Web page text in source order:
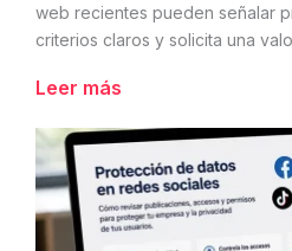
web recientes pueden señalar
criterios claros y solicita una
Leer más